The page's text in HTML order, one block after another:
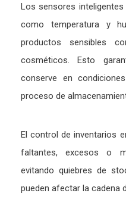
Los sensores
como temperatura y
productos sensibles
cosméticos. Esto
conserve en
proceso de
El control de inventarios
faltantes, excesos o
evitando quiebres de
pueden afectar la cadena